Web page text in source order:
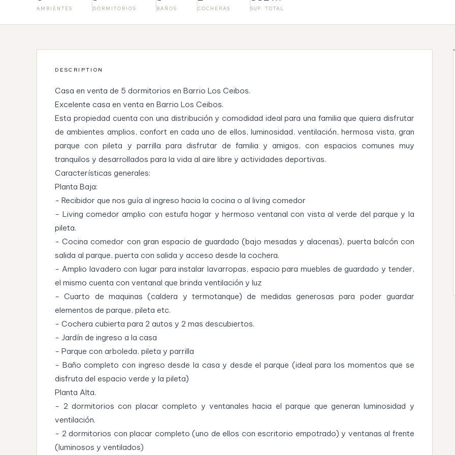
AMBIENTES DORMITORIOS BAÑOS COCHERAS SUP. TOTAL
DESCRIPTION
Casa en venta de 5 dormitorios en Barrio Los Ceibos.
Excelente casa en venta en Barrio Los Ceibos.
Esta propiedad cuenta con una distribución y comodidad ideal para una familia que quiera disfrutar
de ambientes amplios, confort en cada uno de ellos, luminosidad, ventilación, hermosa vista, gran
parque con pileta y parrilla para disfrutar de familia y amigos, con espacios comunes muy
tranquilos y desarrollados para la vida al aire libre y actividades deportivas.
Características generales:
Planta Baja:
- Recibidor que nos guía al ingreso hacia la cocina o al living comedor
- Living comedor amplio con estufa hogar y hermoso ventanal con vista al verde del parque y la
pileta.
- Cocina comedor con gran espacio de guardado (bajo mesadas y alacenas), puerta balcón con
salida al parque, puerta con salida y acceso desde la cochera.
- Amplio lavadero con lugar para instalar lavarropas, espacio para muebles de guardado y tender,
el mismo cuenta con ventanal que brinda ventilación y luz
- Cuarto de maquinas (caldera y termotanque) de medidas generosas para poder guardar
elementos de parque, pileta etc.
- Cochera cubierta para 2 autos y 2 mas descubiertos.
- Jardín de ingreso a la casa
- Parque con arboleda, pileta y parrilla
- Baño completo con ingreso desde la casa y desde el parque (ideal para los momentos que se
disfruta del espacio verde y la pileta)
Planta Alta.
- 2 dormitorios con placar completo y ventanales hacia el parque que generan luminosidad y
ventilación.
- 2 dormitorios con placar completo (uno de ellos con escritorio empotrado) y ventanas al frente
(luminosos y ventilados)